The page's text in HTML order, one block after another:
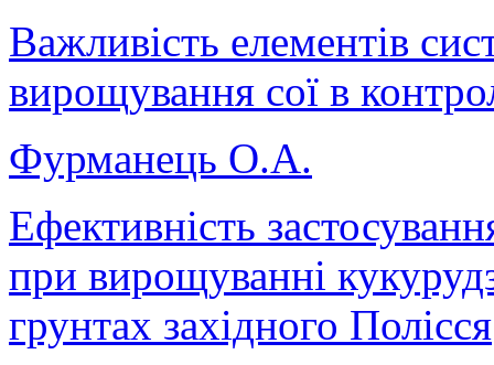
Важливість елементів
вирощування сої в
Фурманець О.А.
Ефективність
при вирощуванні
грунтах західного Полісся